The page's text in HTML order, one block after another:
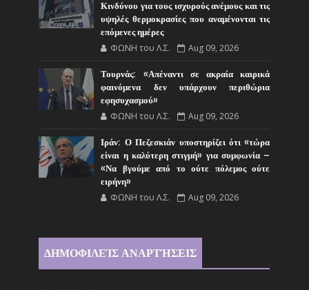
Κινδύνου για τους ισχυρούς ανέμους και τις
υψηλές θερμοκρασίες που αναμένονται τις
επόμενες ημέρες
ΦΩΝΗ του Λ.Σ. Aug 09, 2026
Τουρνάς: «Απέναντι σε ακραία καιρικά
φαινόμενα δεν υπάρχουν περιθώρια
εφησυχασμού»
ΦΩΝΗ του Λ.Σ. Aug 09, 2026
Ιράν: Ο Πεζεσκιάν υποστηρίζει ότι «τώρα
είναι η καλύτερη στιγμή» για συμφωνία –
«Να βγούμε από το ούτε πόλεμος ούτε
ειρήνη»
ΦΩΝΗ του Λ.Σ. Aug 09, 2026
ΔΗΜΟΦΙΛΕΊΣ ΑΝΑΡΤΉΣΕΙΣ